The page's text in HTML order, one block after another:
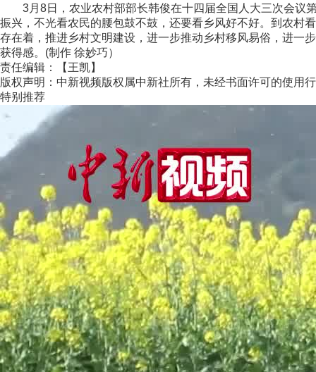
3月8日，农业农村部部长韩俊在十四届全国人大三次会议第
振兴，不光看农民的腰包鼓不鼓，还要看乡风好不好。到农村
存在着，推进乡村文明建设，进一步推动乡村移风易俗，进一
获得感。(制作 徐妙巧）
责任编辑：【王凯】
版权声明：中新视频版权属中新社所有，未经书面许可的使用
特别推荐